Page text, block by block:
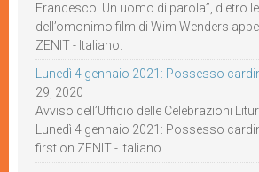
Francesco. Un uomo di parola”, dietro
dell’omonimo film di Wim Wenders
ZENIT - Italiano.
Lunedì 4 gennaio 2021: Possesso
29, 2020
Avviso dell’Ufficio delle Celebrazioni
Lunedì 4 gennaio 2021: Possesso
first on ZENIT - Italiano.